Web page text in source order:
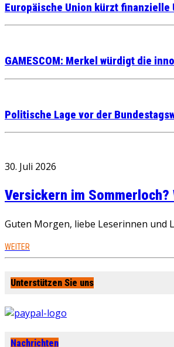
Europäische Union kürzt
GAMESCOM: Merkel würdigt die
Politische Lage vor der
30. Juli 2026
Versickern im
Guten Morgen, liebe Leserinnen und
WEITER
Unterstützen Sie uns
Nachrichten